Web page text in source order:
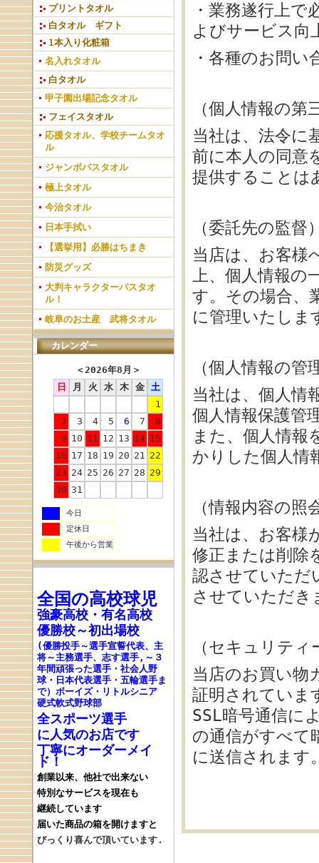
プリントタオル
白タオル ギフト
1本入り化粧箱
名入れタオル
白タオル
甲子園出場記念タオル
フェイスタオル
応援タオル、学校チームタオ
ル
ジャンボバスタオル
極上タオル
今治タオル
日本手拭い
【選挙用】必勝はちまき
防災グッズ
大判キャラクターバスタオ
ル！
岐阜のお土産 武将タオル
カレンダー
＜2026年8月 ＞
日
月 火 水 木 金
土
1
2
3 4 5 6 7
8
9 10 11 12 13 14 15
16 17 18 19 20 21 22
23 24 25 26 27 28 29
30 31
今日
定休日
午後から営業
全国の高校球児
強豪高校・ 有名高校
優勝校～初出場校
(優勝投手～選手宣誓代表、主
将～主務選手、志す選手,～３
年間頑張った選手・社会人野
球・日本代表選手・五輪選手ま
で）ボーイズ・リトルシニア
硬式軟式野球部
全スポーツ選手
に人気のお店です
丁寧にオーダーメイ
ド！
創業以来、他社で出来ない
特別なサービスを現在も
継続しています
届いた商品の箱を開けますと
びっくり喜んで頂いています.
・業務遂行上
よびサービス向
・各種のお問い
（個人情報の第
当社は、法令に
前に本人の同意
提供することは
（委託先の監督
当店は、お客様
上、個人情報
す。その場合、
に管理いたしま
（個人情報の管
当社は、個人情
個人情報保護管
また、個人情報
かりした個人情
（情報内容の照
当社は、お客様
修正または削除
認させていただ
させていただき
（セキュリテ
当店のお買い物
証明されていま
SSL暗号通信に
の通信がすべて
に送信されます